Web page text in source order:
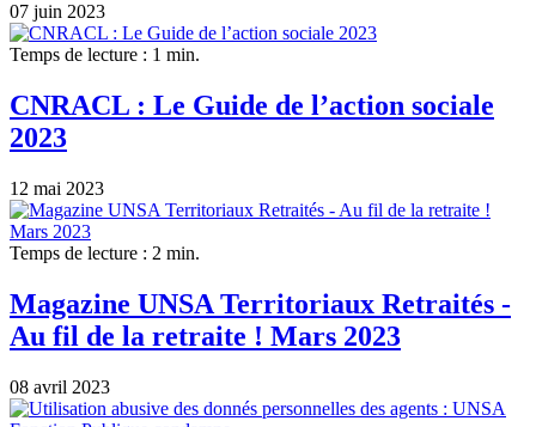
07 juin 2023
Temps de lecture : 1 min.
CNRACL : Le Guide de l’action sociale
2023
12 mai 2023
Temps de lecture : 2 min.
Magazine UNSA Territoriaux Retraités -
Au fil de la retraite ! Mars 2023
08 avril 2023